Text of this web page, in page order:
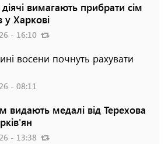
вимагають прибрати сім
у Харкові
- 16:10
восени почнуть рахувати
- 08:11
видають медалі від Терехова
- 13:38